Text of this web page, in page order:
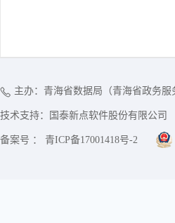
主办：青海省数据局（青海省政务服
技术支持：国泰新点软件股份有限公司
备案号 ： 青ICP备17001418号-2